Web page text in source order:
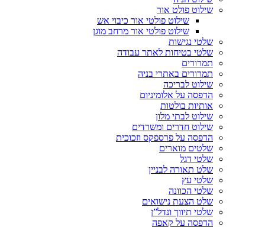
שילוט פולט אור
שילוט פולטי אור כיבוי אש
שילוט פולטי אור מרחב מוגן
שלטי נגישות
שלטי בטיחות לאתר עבודה
תמרורים
תמרורים באתרי בניה
שילוט לבריכה
הדפסה על אלומיניום
אותיות בולטות
שילוט לבתי מלון
שילוט חדרים ומשרדים
הדפסה על פרספקס וזכוכית
שלטים מוארים
שלטי דגל
שלט תאורה לבניין
שלטי עץ
שלטי הכוונה
שלט הצעת נישואים
שלטי תיווך ונדל”ן
הדפסה על קאפה